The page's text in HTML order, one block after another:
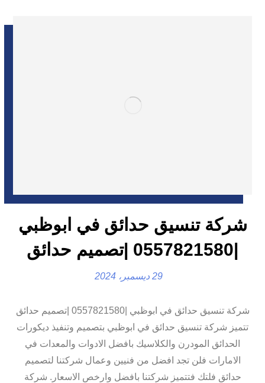
شركة تنسيق حدائق في ابوظبي
29 ديسمبر، 2024
شركة تنسيق حدائق في ابوظبي |0557821580 |تصميم حدائق
تتميز شركة تنسيق حدائق في ابوظبي بتصميم وتنفيذ ديكورات
الحدائق المودرن والكلاسيك بافضل الادوات والمعدات في
الامارات فلن تجد افضل من فنيين وعمال شركتنا لتصميم
حدائق فلتك فتتميز شركتنا بافضل وارخص الاسعار. شركة